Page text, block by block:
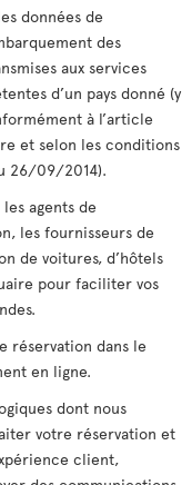
données de
des
aux services
d’un pays donné (y
à l’article
et selon les conditions
26/09/2014).
agents de
les fournisseurs de
de voitures, d’hôtels
pour faciliter vos
réservation dans le
en ligne.
dont nous
votre réservation et
client,